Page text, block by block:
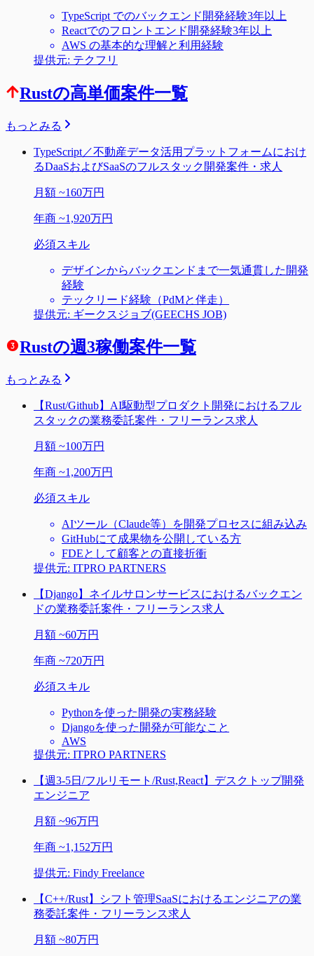
TypeScript でのバックエンド開発経験3年以上
Reactでのフロントエンド開発経験3年以上
AWS の基本的な理解と利用経験
提供元: テクフリ
Rustの高単価案件一覧
もっとみる
TypeScript／不動産データ活用プラットフォームにおけ
るDaaSおよびSaaSのフルスタック開発案件・求人
月額 ~160万円
年商 ~1,920万円
必須スキル
デザインからバックエンドまで一気通貫した開発
経験
テックリード経験（PdMと伴走）
提供元: ギークスジョブ(GEECHS JOB)
Rustの週3稼働案件一覧
もっとみる
【Rust/Github】AI駆動型プロダクト開発におけるフル
スタックの業務委託案件・フリーランス求人
月額 ~100万円
年商 ~1,200万円
必須スキル
AIツール（Claude等）を開発プロセスに組み込み
GitHubにて成果物を公開している方
FDEとして顧客との直接折衝
提供元: ITPRO PARTNERS
【Django】ネイルサロンサービスにおけるバックエン
ドの業務委託案件・フリーランス求人
月額 ~60万円
年商 ~720万円
必須スキル
Pythonを使った開発の実務経験
Djangoを使った開発が可能なこと
AWS
提供元: ITPRO PARTNERS
【週3-5日/フルリモート/Rust,React】デスクトップ開発
エンジニア
月額 ~96万円
年商 ~1,152万円
提供元: Findy Freelance
【C++/Rust】シフト管理SaaSにおけるエンジニアの業
務委託案件・フリーランス求人
月額 ~80万円